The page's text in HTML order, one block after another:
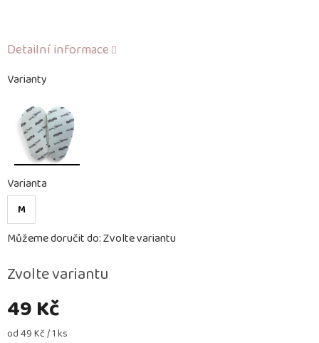
49 Kč
Měrná
od 49 Kč / 1 ks
Zvolte variantu
Varianty
Varianta
M
Můžeme doručit do:Zvolte variantu
Detailní informace